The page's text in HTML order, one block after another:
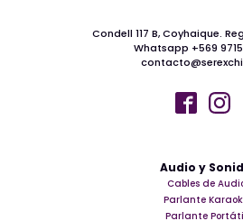
Audio y
Cables de
Parlante
Parlante
Condell 117 B, Coyhaique.
Whatsapp +569